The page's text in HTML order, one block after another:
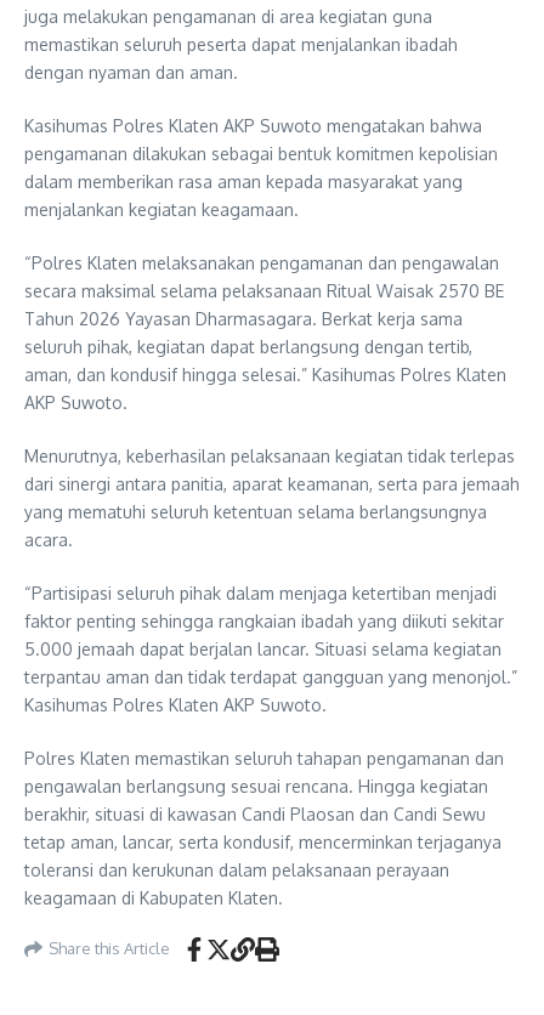
juga melakukan pengamanan di area kegiatan guna
memastikan seluruh peserta dapat menjalankan ibadah
dengan nyaman dan aman.
Kasihumas Polres Klaten AKP Suwoto mengatakan bahwa
pengamanan dilakukan sebagai bentuk komitmen kepolisian
dalam memberikan rasa aman kepada masyarakat yang
menjalankan kegiatan keagamaan.
“Polres Klaten melaksanakan pengamanan dan pengawalan
secara maksimal selama pelaksanaan Ritual Waisak 2570 BE
Tahun 2026 Yayasan Dharmasagara. Berkat kerja sama
seluruh pihak, kegiatan dapat berlangsung dengan tertib,
aman, dan kondusif hingga selesai.” Kasihumas Polres Klaten
AKP Suwoto.
Menurutnya, keberhasilan pelaksanaan kegiatan tidak terlepas
dari sinergi antara panitia, aparat keamanan, serta para jemaah
yang mematuhi seluruh ketentuan selama berlangsungnya
acara.
“Partisipasi seluruh pihak dalam menjaga ketertiban menjadi
faktor penting sehingga rangkaian ibadah yang diikuti sekitar
5.000 jemaah dapat berjalan lancar. Situasi selama kegiatan
terpantau aman dan tidak terdapat gangguan yang menonjol.”
Kasihumas Polres Klaten AKP Suwoto.
Polres Klaten memastikan seluruh tahapan pengamanan dan
pengawalan berlangsung sesuai rencana. Hingga kegiatan
berakhir, situasi di kawasan Candi Plaosan dan Candi Sewu
tetap aman, lancar, serta kondusif, mencerminkan terjaganya
toleransi dan kerukunan dalam pelaksanaan perayaan
keagamaan di Kabupaten Klaten.
Share this Article